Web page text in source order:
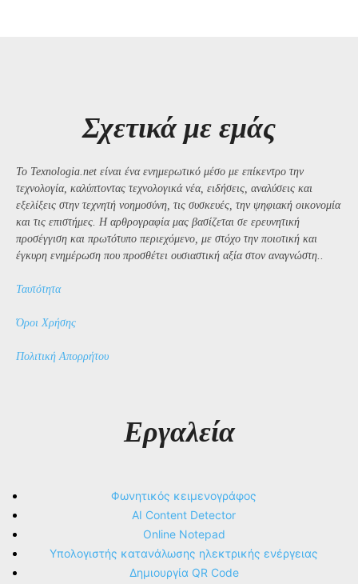
Σχετικά με εμάς
Το Texnologia.net είναι ένα ενημερωτικό μέσο με επίκεντρο την
τεχνολογία, καλύπτοντας τεχνολογικά νέα, ειδήσεις, αναλύσεις και
εξελίξεις στην τεχνητή νοημοσύνη, τις συσκευές, την ψηφιακή οικονομία
και τις επιστήμες. Η αρθρογραφία μας βασίζεται σε ερευνητική
προσέγγιση και πρωτότυπο περιεχόμενο, με στόχο την ποιοτική και
έγκυρη ενημέρωση που προσθέτει ουσιαστική αξία στον αναγνώστη..
Ταυτότητα
Όροι Χρήσης
Πολιτική Απορρήτου
Εργαλεία
Φωνητικός κειμενογράφος
AI Content Detector
Online Notepad
Υπολογιστής κατανάλωσης ηλεκτρικής ενέργειας
Δημιουργία QR Code